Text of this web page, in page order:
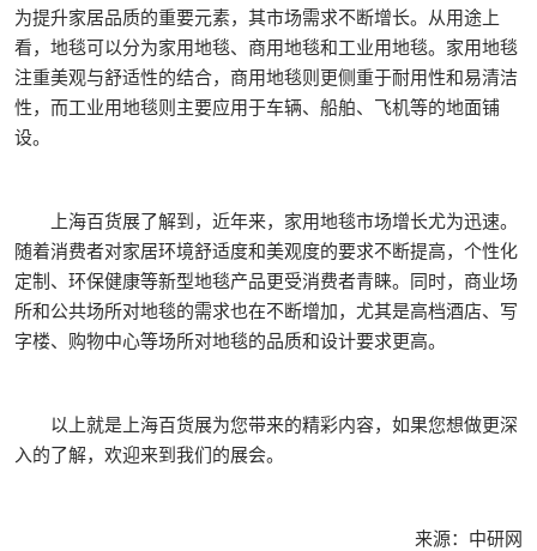
为提升家居品质的重要元素，其市场需求不断增长。从用途上
看，地毯可以分为家用地毯、商用地毯和工业用地毯。家用地毯
注重美观与舒适性的结合，商用地毯则更侧重于耐用性和易清洁
性，而工业用地毯则主要应用于车辆、船舶、飞机等的地面铺
设。
上海百货展了解到，近年来，家用地毯市场增长尤为迅速。
随着消费者对家居环境舒适度和美观度的要求不断提高，个性化
定制、环保健康等新型地毯产品更受消费者青睐。同时，商业场
所和公共场所对地毯的需求也在不断增加，尤其是高档酒店、写
字楼、购物中心等场所对地毯的品质和设计要求更高。
以上就是上海百货展为您带来的精彩内容，如果您想做更深
入的了解，欢迎来到我们的展会。
来源：中研网